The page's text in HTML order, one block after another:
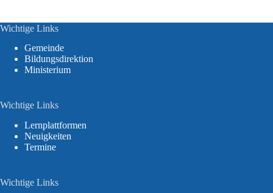
Wichtige Links
Gemeinde
Bildungsdirektion
Ministerium
Wichtige Links
Lernplattformen
Neuigkeiten
Termine
Wichtige Links